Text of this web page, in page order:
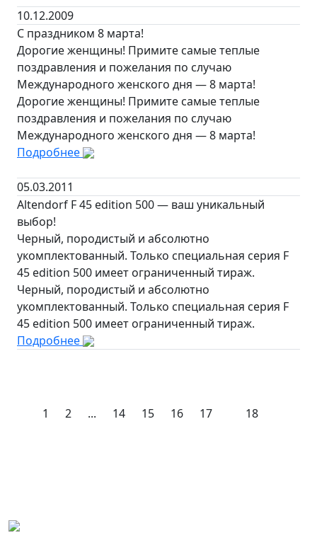
10.12.2009
С праздником 8 марта!
Дорогие женщины! Примите самые теплые
поздравления и пожелания по случаю
Международного женского дня — 8 марта!
Дорогие женщины! Примите самые теплые
поздравления и пожелания по случаю
Международного женского дня — 8 марта!
Подробнее
05.03.2011
Altendorf F 45 edition 500 — ваш уникальный
выбор!
Черный, породистый и абсолютно
укомплектованный. Только специальная серия F
45 edition 500 имеет ограниченный тираж.
Черный, породистый и абсолютно
укомплектованный. Только специальная серия F
45 edition 500 имеет ограниченный тираж.
Подробнее
1 2 ... 14 15 16 17 18